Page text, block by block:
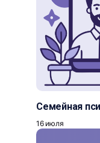
Семейная
16 июля